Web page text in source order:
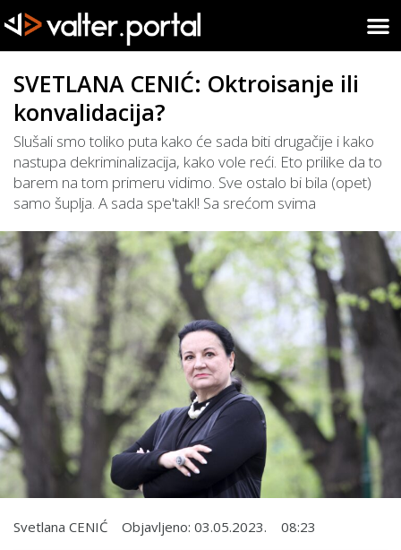
SVETLANA CENIĆ: Oktroisanje ili
konvalidacija?
Slušali smo toliko puta kako će sada biti drugačije i kako
nastupa dekriminalizacija, kako vole reći. Eto prilike da to
barem na tom primeru vidimo. Sve ostalo bi bila (opet)
samo šuplja. A sada spe'takl! Sa srećom svima
Svetlana CENIĆ Objavljeno: 03.05.2023. 08:23